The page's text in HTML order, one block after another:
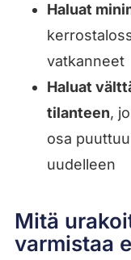
Haluat
vatkanneet
Haluat
tilanteen,
osa
uudelleen
Mitä
varmistaa